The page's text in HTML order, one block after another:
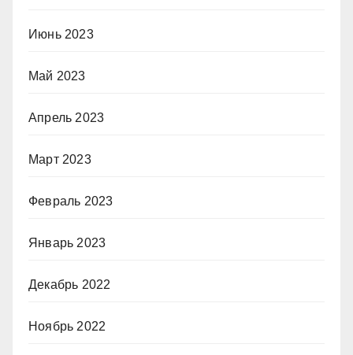
Июнь 2023
Май 2023
Апрель 2023
Март 2023
Февраль 2023
Январь 2023
Декабрь 2022
Ноябрь 2022